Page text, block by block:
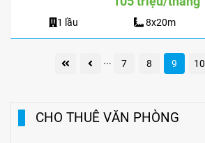
1 lầu 8x20m
... 7 8 9 10
CHO THUÊ VĂN PHÒNG